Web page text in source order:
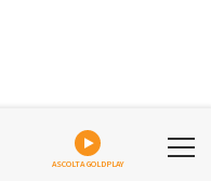
ASCOLTA GOLDPLAY